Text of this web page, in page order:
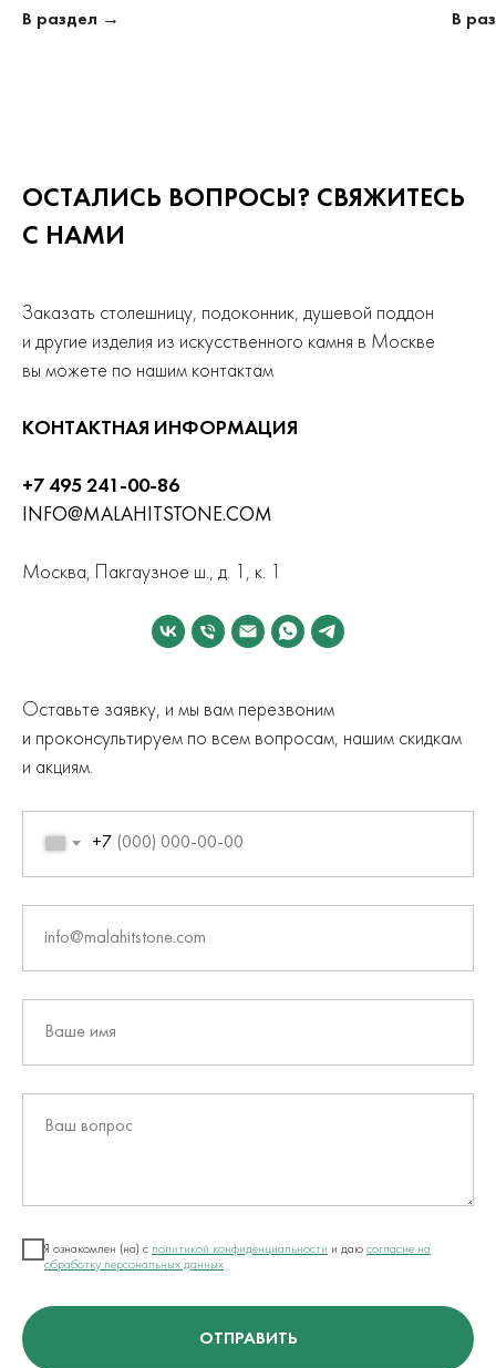
В раздел → В
ОСТАЛИСЬ ВОПРОСЫ? СВЯЖИТЕСЬ
С НАМИ
Заказать столешницу, подоконник, душевой поддон
и другие изделия из искусственного камня в Москве
вы можете по нашим контактам
КОНТАКТНАЯ ИНФОРМАЦИЯ
+7 495 241-00-86
INFO@MALAHITSTONE.COM
Москва, Пакгаузное ш., д. 1, к. 1
Оставьте заявку, и мы вам перезвоним
и проконсультируем по всем вопросам, нашим скидкам
и акциям.
+7
info@malahitstone.com
Ваше имя
Ваш вопрос
Я ознакомлен (на) с политикой конфиденциальности и даю согласие на
обработку персональных данных
ОТПРАВИТЬ